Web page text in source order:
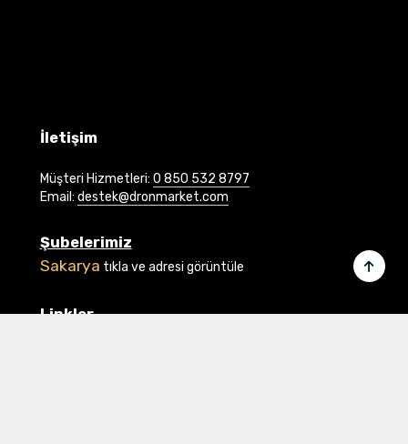
İletişim
Müşteri Hizmetleri: 0 850 532 8797
Email: destek@dronmarket.com
Şubelerimiz
Sakarya tıkla ve adresi görüntüle
Linkler